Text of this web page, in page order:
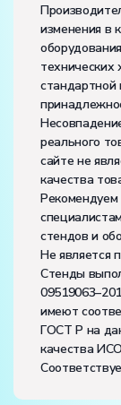
изменения в
технических
стандартной
реального
сайте не
качества
Рекомендуем
стендов и
Не является
Стенды
имеют
ГОСТ Р на
качества